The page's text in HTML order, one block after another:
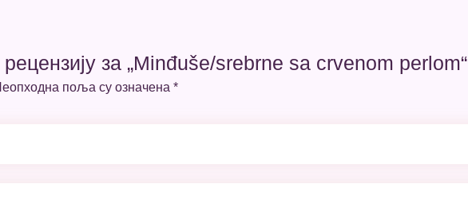
за „Minđuše/srebrne sa crvenom perlom“
поља су означена *